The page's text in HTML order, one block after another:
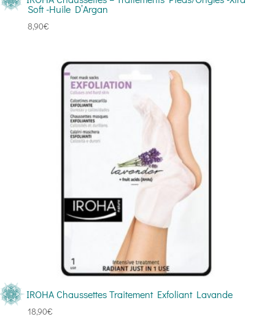
Soft -Huile D’Argan
8,90€
IROHA Chaussettes Traitement Exfoliant Lavande
18,90€